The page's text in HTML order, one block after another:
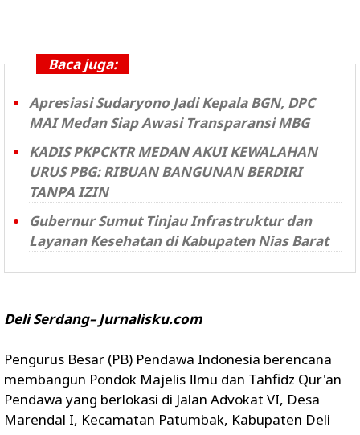
Baca juga:
Apresiasi Sudaryono Jadi Kepala BGN, DPC
MAI Medan Siap Awasi Transparansi MBG
KADIS PKPCKTR MEDAN AKUI KEWALAHAN
URUS PBG: RIBUAN BANGUNAN BERDIRI
TANPA IZIN
Gubernur Sumut Tinjau Infrastruktur dan
Layanan Kesehatan di Kabupaten Nias Barat
Deli Serdang– Jurnalisku.com
Pengurus Besar (PB) Pendawa Indonesia berencana
membangun Pondok Majelis Ilmu dan Tahfidz Qur'an
Pendawa yang berlokasi di Jalan Advokat VI, Desa
Marendal I, Kecamatan Patumbak, Kabupaten Deli